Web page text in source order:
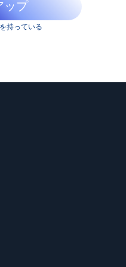
ップ
持っている